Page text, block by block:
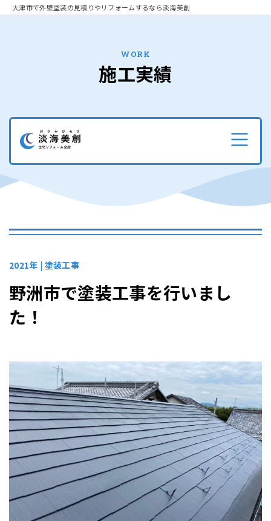
大津市で外壁塗装の見積りやリフォームするなら淡海美創
WORK
施工実績
2021年 | 塗装工事
野洲市で塗装工事を行いまし
た！